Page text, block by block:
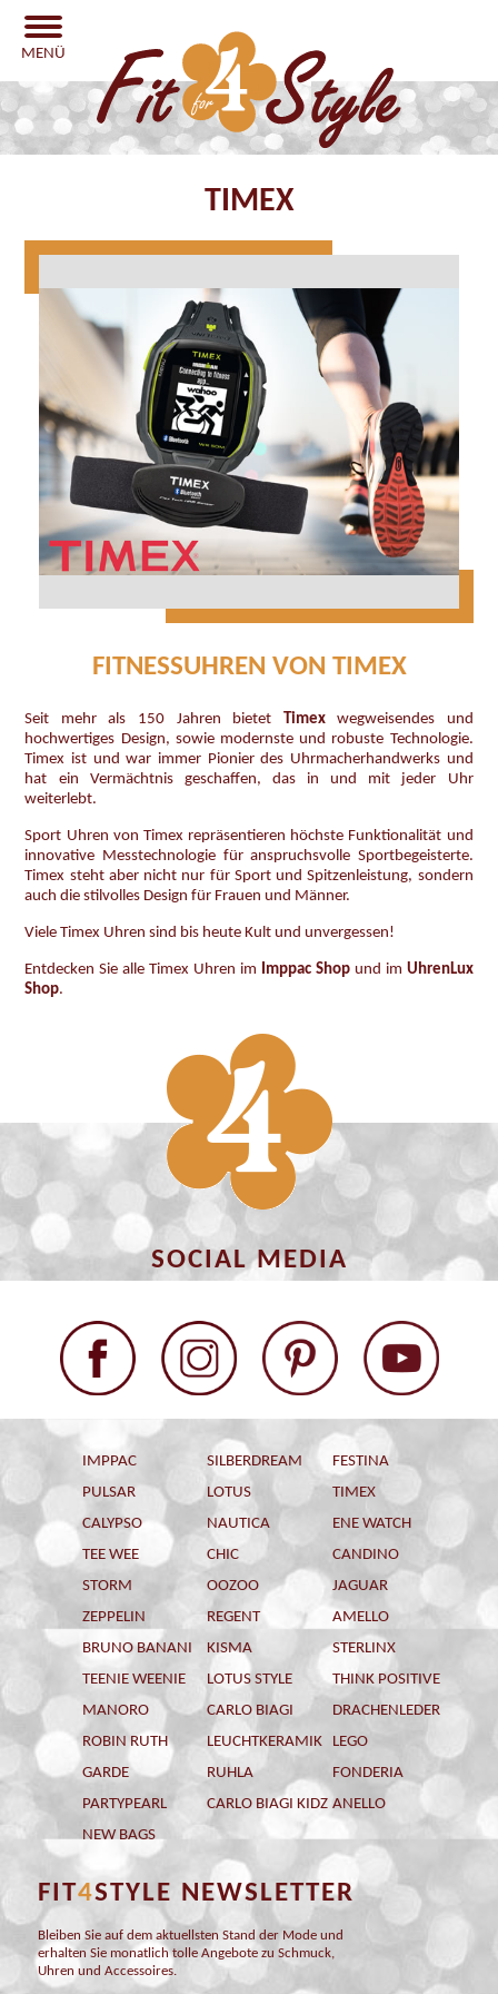
MENÜ
TIMEX
FITNESSUHREN VON TIMEX
Seit mehr als 150 Jahren bietet Timexwegweisendes und
hochwertiges Design, sowie modernste und robuste Technologie.
Timex ist und war immer Pionier des Uhrmacherhandwerks und
hat ein Vermächtnis geschaffen, das in und mit jeder Uhr
weiterlebt.
Sport Uhren von Timex repräsentieren höchste Funktionalität und
innovative Messtechnologie für anspruchsvolle Sportbegeisterte.
Timex steht aber nicht nur für Sport und Spitzenleistung, sondern
auch die stilvolles Design für Frauen und Männer.
Viele Timex Uhren sind bis heute Kult und unvergessen!
Entdecken Sie alle Timex Uhren im Imppac Shopund im UhrenLux
Shop.
SOCIAL MEDIA
IMPPAC SILBERDREAM
FESTINA
PULSAR
LOTUS
TIMEX
CALYPSO
NAUTICA
ENE WATCH
TEE WEE
CHIC
CANDINO
STORM
OOZOO
JAGUAR
ZEPPELIN
REGENT
AMELLO
BRUNO BANANI
KISMA
STERLINX
TEENIE WEENIE
LOTUS STYLE
THINK POSITIVE
MANORO
CARLO BIAGI
DRACHENLEDER
ROBIN RUTH
LEUCHTKERAMIK
LEGO
GARDE
RUHLA
FONDERIA
PARTYPEARL
CARLO BIAGI KIDZ ANELLO
NEW BAGS
FIT4STYLE NEWSLETTER
Bleiben Sie auf dem aktuellsten Stand der Mode und
erhalten Sie monatlich tolle Angebote zu Schmuck,
Uhren und Accessoires.